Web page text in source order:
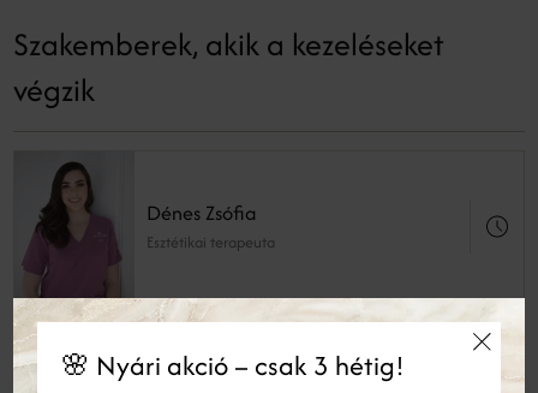
Szakemberek, akik a kezeléseket
végzik
Dénes Zsófia
Esztétikai terapeuta
Vargacz Emese
🌸 Nyári akció – csak 3 hétig!